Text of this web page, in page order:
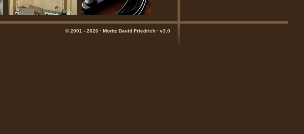
© 2001 - 2026 · Moritz David Friedrich · v3.0